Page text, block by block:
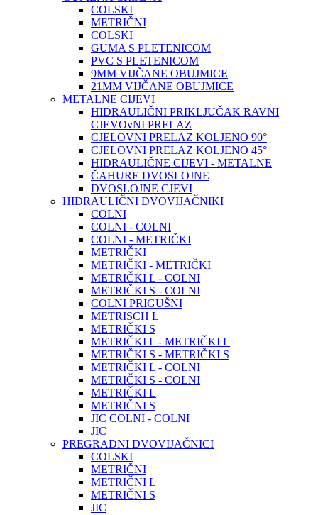
COLSKI
METRIČNI
COLSKI
GUMA S PLETENICOM
PVC S PLETENICOM
9MM VIJČANE OBUJMICE
21MM VIJČANE OBUJMICE
METALNE CIJEVI
HIDRAULIČNI PRIKLJUČAK RAVNI
CJEVOvNI PRELAZ
CJELOVNI PRELAZ KOLJENO 90°
CJELOVNI PRELAZ KOLJENO 45°
HIDRAULIČNE CIJEVI - METALNE
ČAHURE DVOSLOJNE
DVOSLOJNE CJEVI
HIDRAULIČNI DVOVIJAČNIKI
COLNI
COLNI - COLNI
COLNI - METRIČKI
METRIČKI
METRIČKI - METRIČKI
METRIČKI L - COLNI
METRIČKI S - COLNI
COLNI PRIGUŠNI
METRISCH L
METRIČKI S
METRIČKI L - METRIČKI L
METRIČKI S - METRIČKI S
METRIČKI L - COLNI
METRIČKI S - COLNI
METRIČKI L
METRIČNI S
JIC COLNI - COLNI
JIC
PREGRADNI DVOVIJAČNICI
COLSKI
METRIČNI
METRIČNI L
METRIČNI S
JIC